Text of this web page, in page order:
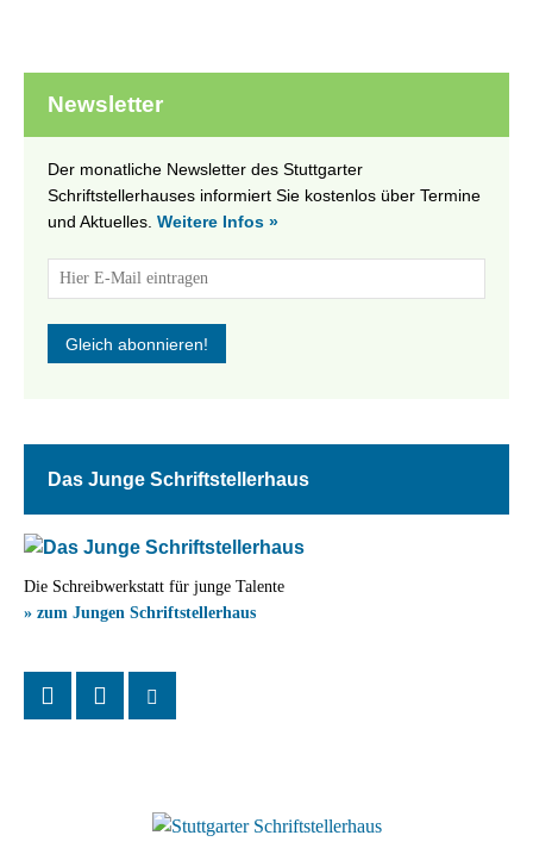
Newsletter
Der monatliche Newsletter des Stuttgarter
Schriftstellerhauses informiert Sie kostenlos über Termine
und Aktuelles. Weitere Infos »
Das Junge Schriftstellerhaus
Die Schreibwerkstatt für junge Talente
» zum Jungen Schriftstellerhaus